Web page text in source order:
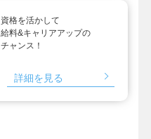
資格を活かして
給料&キャリアアップの
チャンス！
詳細を見る